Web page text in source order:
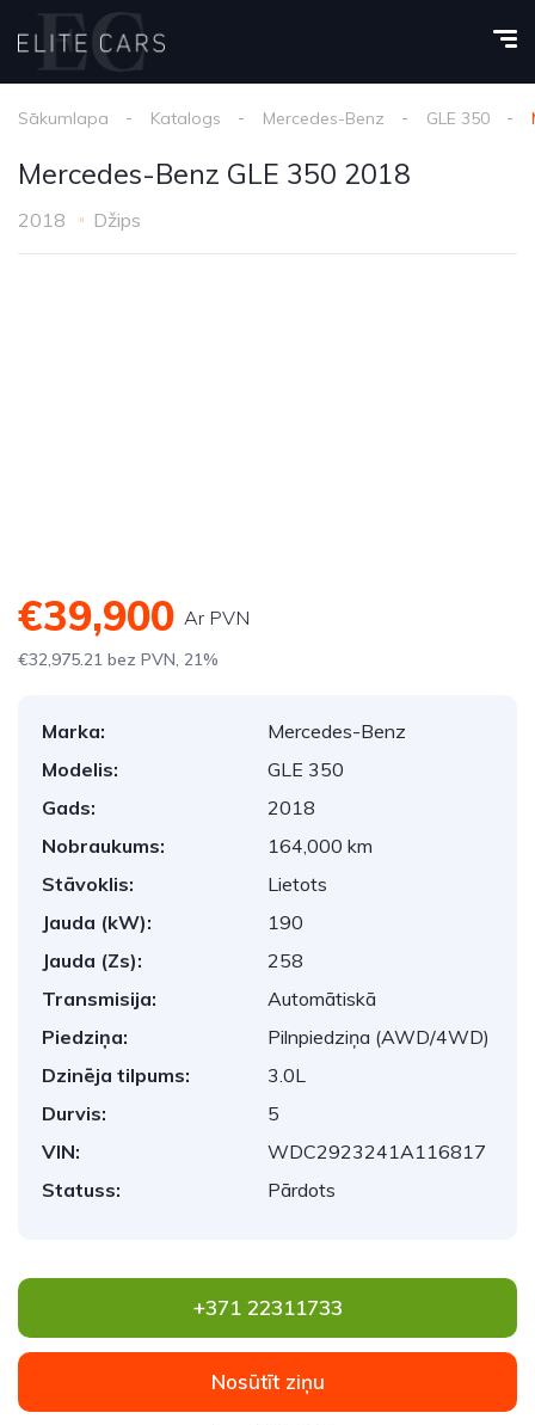
Sākumlapa Katalogs Mercedes-Benz GLE 350
Mercedes-Benz GLE 350 2018
2018 Džips
€39,900 Ar PVN
€32,975.21 bez PVN, 21%
Marka:
Mercedes-Benz
Modelis:
GLE 350
Gads:
2018
Nobraukums:
164,000 km
Stāvoklis:
Lietots
Jauda (kW):
190
Jauda (Zs):
258
Transmisija:
Automātiskā
Piedziņa:
Pilnpiedziņa (AWD/4WD)
Dzinēja tilpums:
3.0L
Durvis:
5
VIN:
WDC2923241A116817
Statuss:
Pārdots
+371 22311733
Nosūtīt ziņu